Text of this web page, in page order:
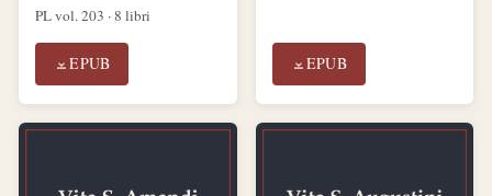
PL vol. 203 · 8 libri
EPUB EPUB